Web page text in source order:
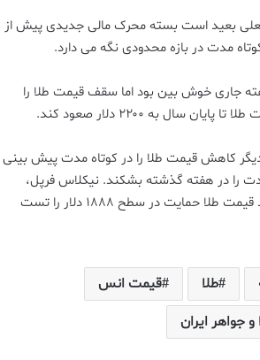
فعلی بعید است بسته محرک مالی جدیدی پیش از
مدت در بازه محدودی نگه می دارد.
هفته جاری خوش بین بود اما سقف قیمت طلا را
دیگر کاهش قیمت طلا را در کوتاه مدت پیش بینی
را در هفته گذشته بشکند. نیکلاس فرپل،
مدیرکل جهانی شرکت “ای بی سی بولیون” به کیتکونیوز گفت: انتظار دارد قیمت طلا حمایت در سطح ۱۸۸۸ دلار را تست
طلا
قیمت انس
جواهر ایران